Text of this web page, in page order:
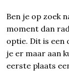
Ben je op zoek
moment dan
optie. Dit is een
je er maar aan
eerste plaats